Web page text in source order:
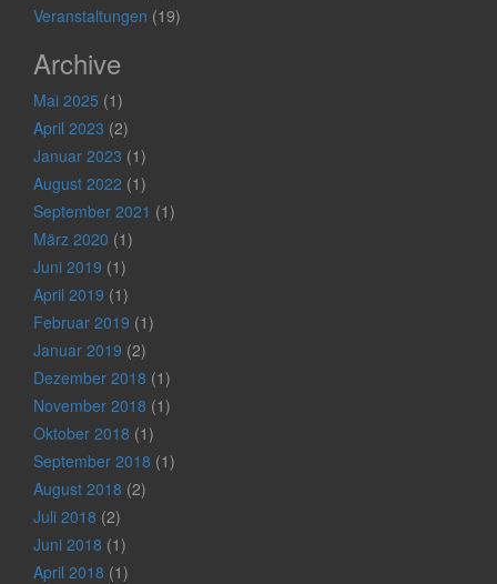
Veranstaltungen (19)
Archive
Mai 2025 (1)
April 2023 (2)
Januar 2023 (1)
August 2022 (1)
September 2021 (1)
März 2020 (1)
Juni 2019 (1)
April 2019 (1)
Februar 2019 (1)
Januar 2019 (2)
Dezember 2018 (1)
November 2018 (1)
Oktober 2018 (1)
September 2018 (1)
August 2018 (2)
Juli 2018 (2)
Juni 2018 (1)
April 2018 (1)